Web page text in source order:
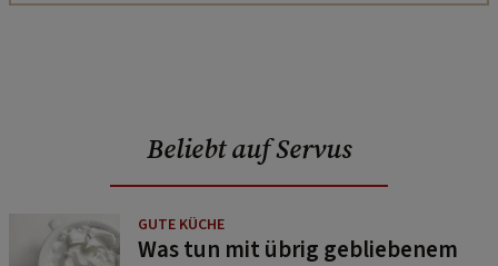
Beliebt auf Servus
GUTE KÜCHE
Was tun mit übrig gebliebenem